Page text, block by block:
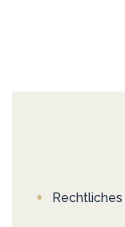
Rechtliches